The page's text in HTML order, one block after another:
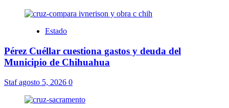
Estado
Pérez Cuéllar cuestiona gastos y deuda del
Municipio de Chihuahua
Stafagosto 5, 2026 0